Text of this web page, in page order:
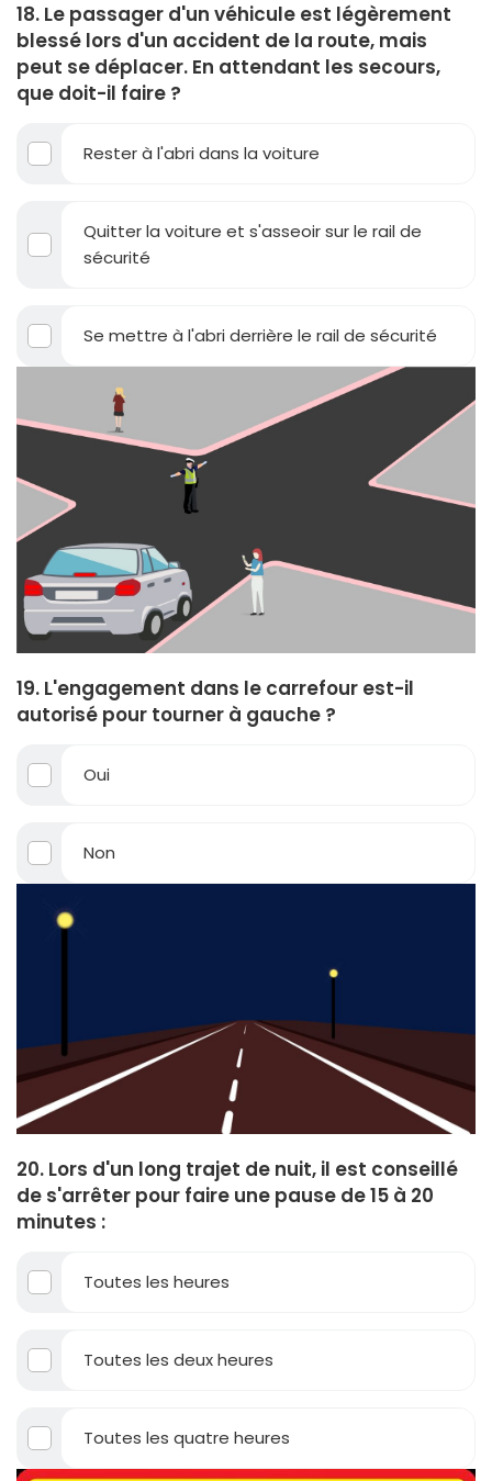
18. Le passager d'un véhicule est légèrement
blessé lors d'un accident de la route, mais
peut se déplacer. En attendant les secours,
que doit-il faire ?
Rester à l'abri dans la voiture
Quitter la voiture et s'asseoir sur le rail de
sécurité
Se mettre à l'abri derrière le rail de sécurité
19. L'engagement dans le carrefour est-il
autorisé pour tourner à gauche ?
Oui
Non
20. Lors d'un long trajet de nuit, il est conseillé
de s'arrêter pour faire une pause de 15 à 20
minutes :
Toutes les heures
Toutes les deux heures
Toutes les quatre heures